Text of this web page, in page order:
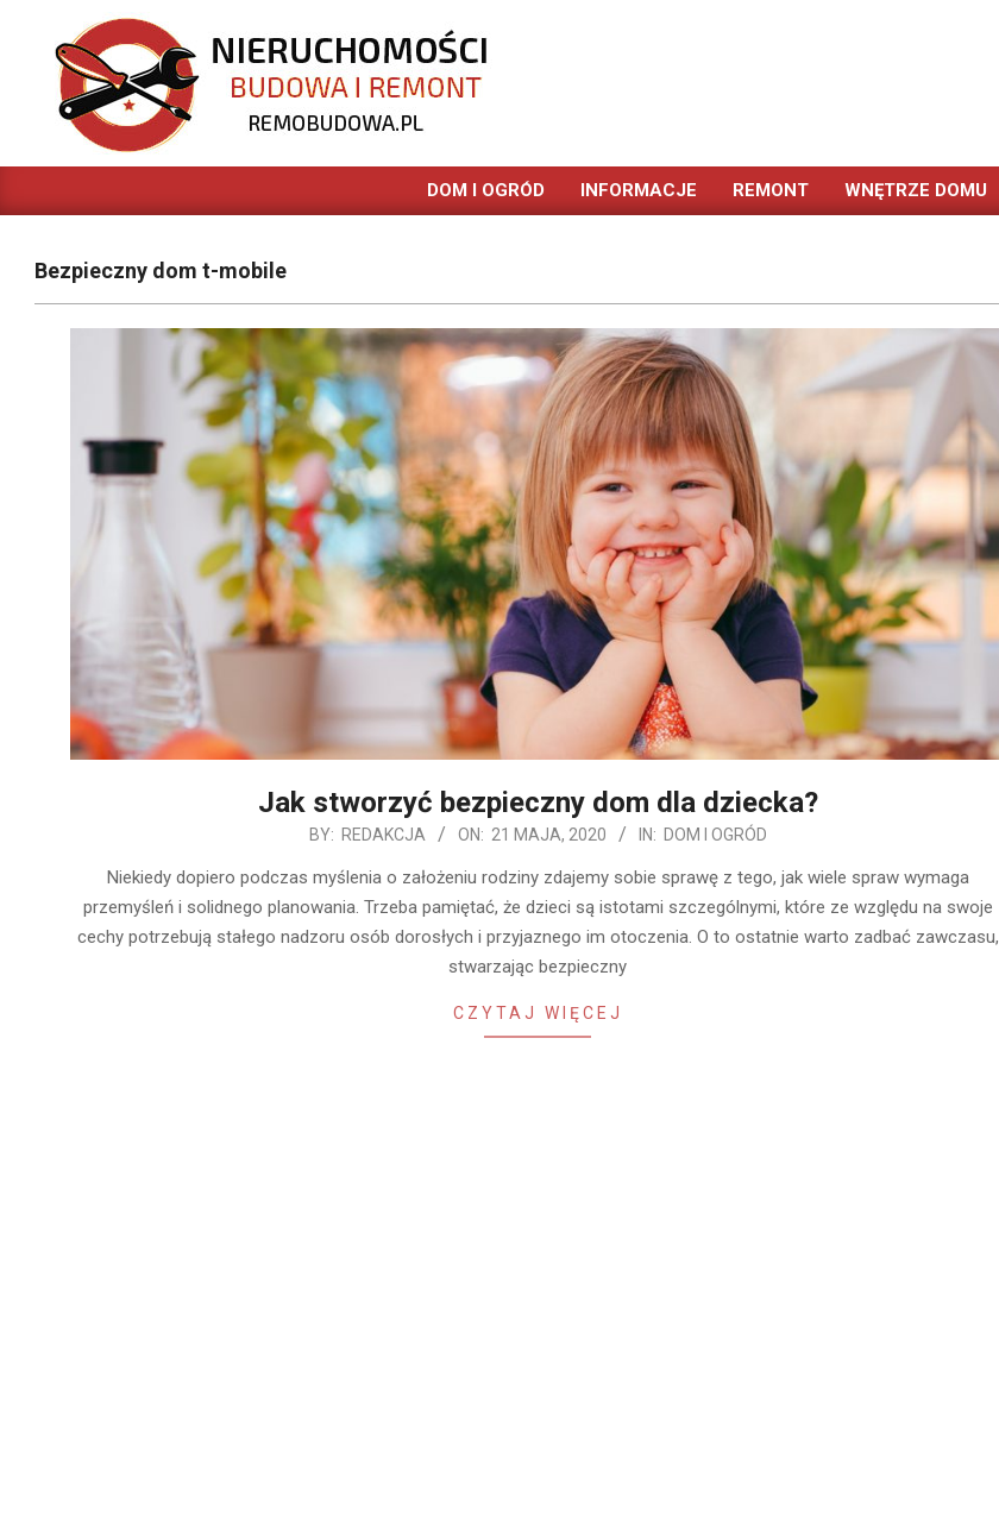
content
REMOBUDOWA.PL
Primary
DOM I OGRÓD INFORMACJE REMONT WNĘTRZE DOMU
Bezpieczny dom t-mobile
Jak stworzyć bezpieczny dom dla dziecka?
BY: REDAKCJA ON: 21 MAJA, 2020 IN: DOM I OGRÓD
Niekiedy dopiero podczas myślenia o założeniu rodziny zdajemy sobie sprawę z tego, jak wiele spraw wymaga
przemyśleń i solidnego planowania. Trzeba pamiętać, że dzieci są istotami szczególnymi, które ze względu na swoje
cechy potrzebują stałego nadzoru osób dorosłych i przyjaznego im otoczenia. O to ostatnie warto zadbać zawczasu,
stwarzając bezpieczny
CZYTAJ WIĘCEJ